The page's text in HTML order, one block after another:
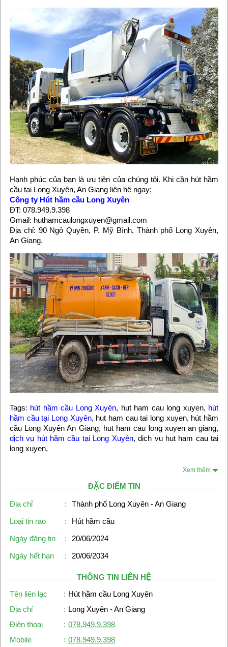
Hạnh phúc của bạn là ưu tiên của chúng tôi. Khi cần hút hầm
cầu tại Long Xuyên, An Giang liên hệ ngay:
Công ty Hút hầm cầu Long Xuyên
ĐT: 078.949.9.398
Gmail: huthamcaulongxuyen@gmail.com
Địa chỉ: 90 Ngô Quyền, P. Mỹ Bình, Thành phố Long Xuyên,
An Giang.
Tags: hút hầm cầu Long Xuyên, hut ham cau long xuyen, hút
hầm cầu tại Long Xuyên, hut ham cau tai long xuyen, hút hầm
cầu Long Xuyên An Giang, hut ham cau long xuyen an giang,
dịch vụ hút hầm cầu tại Long Xuyên, dich vu hut ham cau tai
long xuyen,
Xem thêm
ĐẶC ĐIỂM TIN
Địa chỉ :
Thành phố Long Xuyên - An Giang
Loại tin rao
:
Hút hầm cầu
Ngày đăng tin
:
20/06/2024
Ngày hết hạn
: 20/06/2034
THÔNG TIN LIÊN HỆ
Tên liên lạc
: Hút hầm cầu Long Xuyên
Địa chỉ
: Long Xuyên - An Giang
Điện thoại
: 078.949.9.398
Mobile
: 078.949.9.398